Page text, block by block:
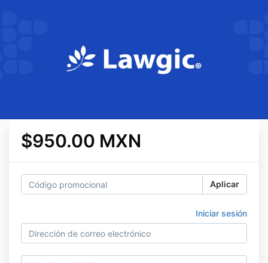
$950.00 MXN
Aplicar
Iniciar sesión